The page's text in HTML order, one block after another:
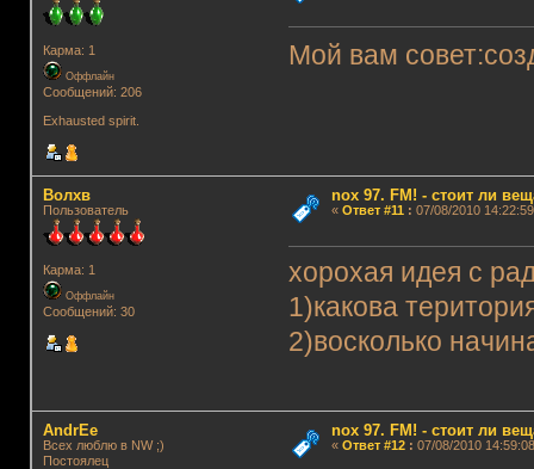
Карма: 1
Оффлайн
Сообщений: 206
Exhausted spirit.
Мой вам
Волхв
Пользователь
Карма: 1
Оффлайн
Сообщений: 30
nox 97. FM! - стоит ли
« Ответ #11 : 07/08/2010
хорохая идея с
1)какова
2)восколько
AndrEe
Всех люблю в NW ;)
Постоялец
nox 97. FM! - стоит ли
« Ответ #12: 07/08/2010